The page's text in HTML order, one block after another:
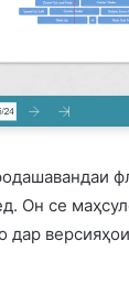
Он се
дар